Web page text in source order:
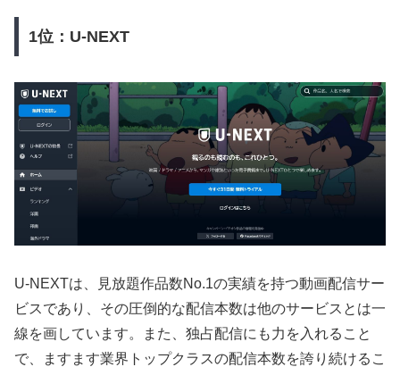
1位：U-NEXT
U-NEXTは、見放題作品数No.1の実績を持つ動画配信サー
ビスであり、その圧倒的な配信本数は他のサービスとは一
線を画しています。また、独占配信にも力を入れること
で、ますます業界トップクラスの配信本数を誇り続けるこ